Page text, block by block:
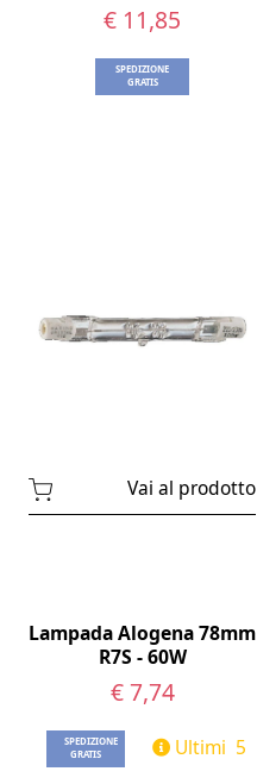
€ 11,85
SPEDIZIONE
GRATIS
Vai al prodotto
Lampada Alogena 78mm
R7S - 60W
€ 7,74
SPEDIZIONE
GRATIS
Ultimi 5